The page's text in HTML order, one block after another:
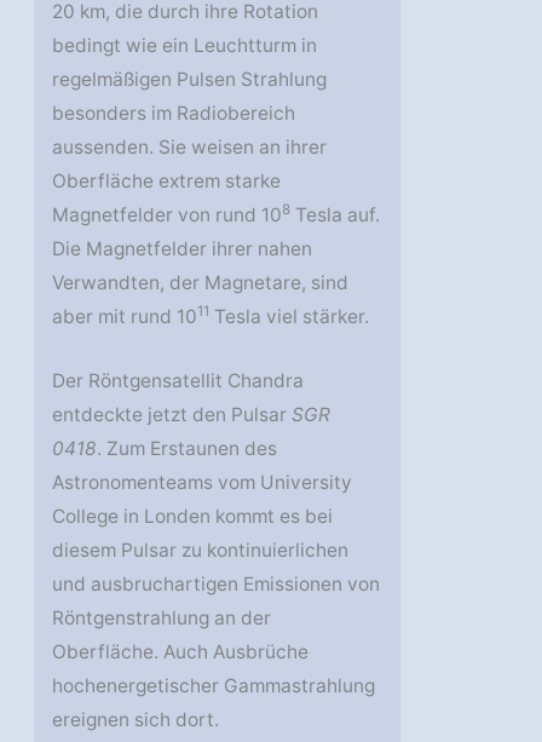
20 km, die durch ihre Rotation
bedingt wie ein Leuchtturm in
regelmäßigen Pulsen Strahlung
besonders im Radiobereich
aussenden. Sie weisen an ihrer
Oberfläche extrem starke
Magnetfelder von rund 108 Tesla auf.
Die Magnetfelder ihrer nahen
Verwandten, der Magnetare, sind
aber mit rund 1011 Tesla viel stärker.
Der Röntgensatellit Chandra
entdeckte jetzt den PulsarSGR
0418. Zum Erstaunen des
Astronomenteams vom University
College in Londen kommt es bei
diesem Pulsar zu kontinuierlichen
und ausbruchartigen Emissionen von
Röntgenstrahlung an der
Oberfläche. Auch Ausbrüche
hochenergetischer Gammastrahlung
ereignen sich dort.